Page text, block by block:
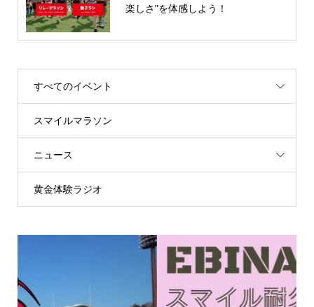
楽しさ”を体感しよう！
すべてのイベント
スマイルマラソン
ニュース
黄金体験ラジオ